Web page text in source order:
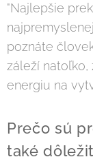
"Najlepšie
poznáte
záleží natoľko,
energiu na
Prečo sú
také